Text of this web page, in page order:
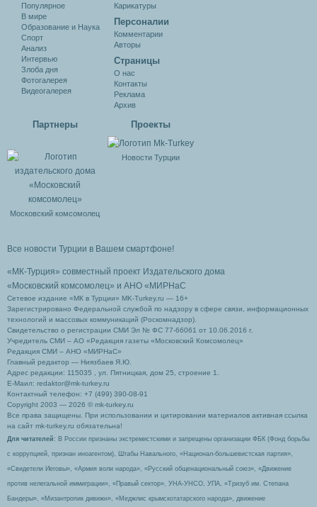
Популярное
В мире
Образование и Наука
Спорт
Анализ
Интервью
Злоба дня
Фотогалерея
Видеогалерея
Карикатуры
Персоналии
Комментарии
Авторы
Cтраницы
О нас
Контакты
Реклама
Архив
Партнеры
Московский комсомолец
Проекты
Новости Турции
Все новости Турции в Вашем смартфоне!
«МК-Турция» совместный проект Издательского дома
«Московский комсомолец» и АНО «МИРНаС
Сетевое издание «МК в Турции» MK-Turkey.ru — 16+
Зарегистрировано Федеральной службой по надзору в сфере связи, информационных
технологий и массовых коммуникаций (Роскомнадзор).
Свидетельство о регистрации СМИ Эл № ФС 77-66061 от 10.06.2016 г.
Учредитель СМИ – АО «Редакция газеты «Московский Комсомолец»
Редакция СМИ – АНО «МИРНаС»
Главный редактор — Ниязбаев Я.Ю.
Адрес редакции: 115035 , ул. Пятницкая, дом 25, строение 1.
Е-Маил: redaktor@mk-turkey.ru
Контактный телефон: +7 (499) 390-08-91
Copyright 2003 — 2026 © mk-turkey.ru
Все права защищены. При использовании и цитировании материалов активная ссылка
на сайт mk-turkey.ru обязательна!
Для читателей : В России признаны экстремистскими и запрещены организации ФБК (Фонд борьбы
с коррупцией, признан иноагентом), Штабы Навального, «Национал-большевистская партия»,
«Свидетели Иеговы», «Армия воли народа», «Русский общенациональный союз», «Движение
против нелегальной иммиграции», «Правый сектор», УНА-УНСО, УПА, «Тризуб им. Степана
Бандеры», «Мизантропик дивижн», «Меджлис крымскотатарского народа», движение